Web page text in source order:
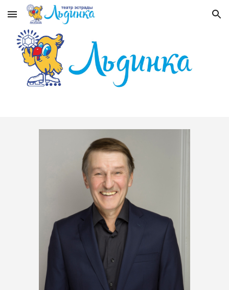
Skip to main content Skip to navigation